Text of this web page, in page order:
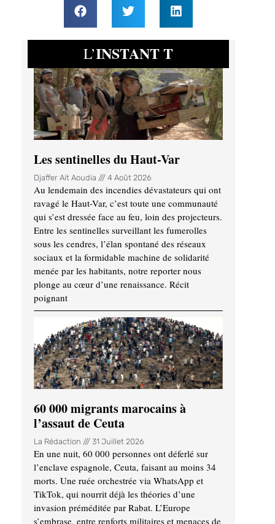
L’INSTANT T
Les sentinelles du Haut-Var
Djaffer Ait Aoudia 4 Août 2026
Au lendemain des incendies dévastateurs qui ont
ravagé le Haut-Var, c’est toute une communauté
qui s’est dressée face au feu, loin des projecteurs.
Entre les sentinelles surveillant les fumerolles
sous les cendres, l’élan spontané des réseaux
sociaux et la formidable machine de solidarité
menée par les habitants, notre reporter nous
plonge au cœur d’une renaissance. Récit
poignant
60 000 migrants marocains à
l’assaut de Ceuta
La Rédaction 31 Juillet 2026
En une nuit, 60 000 personnes ont déferlé sur
l’enclave espagnole, Ceuta, faisant au moins 34
morts. Une ruée orchestrée via WhatsApp et
TikTok, qui nourrit déjà les théories d’une
invasion préméditée par Rabat. L’Europe
s’embrase, entre renforts militaires et menaces de